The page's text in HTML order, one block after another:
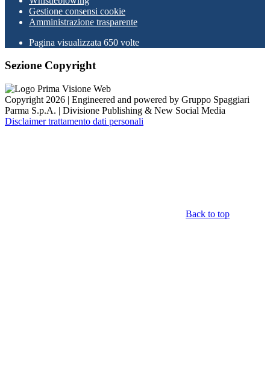
Gestione consensi cookie
Amministrazione trasparente
Pagina visualizzata 650 volte
Sezione Copyright
Copyright 2026 | Engineered and powered by Gruppo Spaggiari
Parma S.p.A. | Divisione Publishing & New Social Media
Disclaimer trattamento dati personali
Back to top